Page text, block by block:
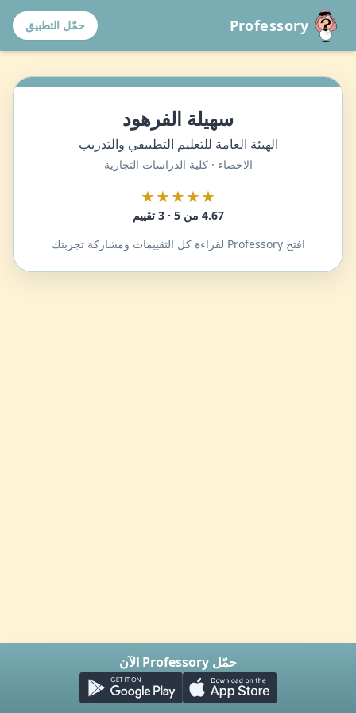
Professory حمّل التطبيق
سهيلة الفرهود
الهيئة العامة للتعليم التطبيقي والتدريب
الاحصاء · كلية الدراسات التجارية
★★★★★
4.67 من 5 · 3 تقييم
افتح Professory لقراءة كل التقييمات ومشاركة تجربتك
حمّل Professory الآن